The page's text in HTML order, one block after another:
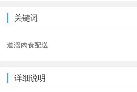
关键词
道滘肉食配送
详细说明